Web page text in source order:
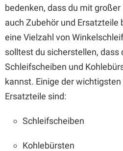
bedenken, dass du mit
auch Zubehör und Ersatzteile
eine Vielzahl von
solltest du sicherstellen, dass
Schleifscheiben und
kannst. Einige der wichtigsten
Ersatzteile sind:
Schleifscheiben
Kohlebürsten